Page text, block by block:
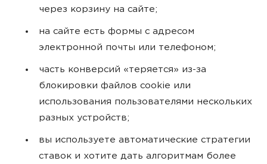
через корзину на сайте;
на сайте есть формы с адресом
электронной почты или телефоном;
часть конверсий «теряется» из-за
блокировки файлов cookie или
использования пользователями нескольких
разных устройств;
вы используете автоматические стратегии
ставок и хотите дать алгоритмам более